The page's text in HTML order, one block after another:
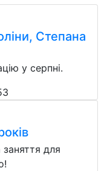
Степана
у серпні.
для